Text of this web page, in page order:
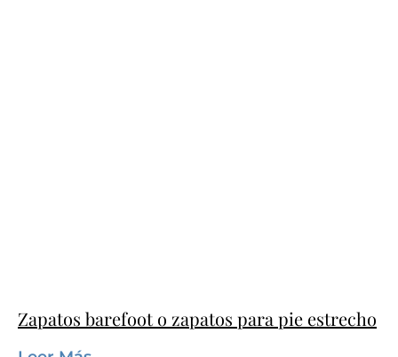
Zapatos barefoot o zapatos para pie estrecho